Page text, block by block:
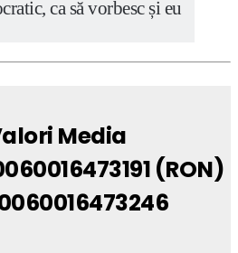
ca să vorbesc și eu
Media
(RON)